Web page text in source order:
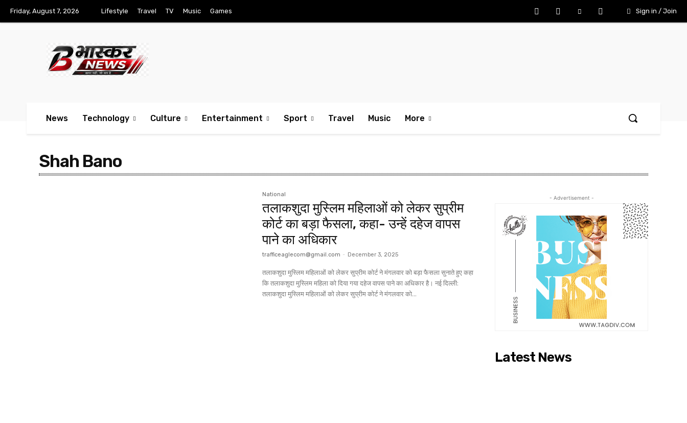
Friday, August 7, 2026 Lifestyle Travel TV Music Games Sign in / Join
News Technology Culture Entertainment Sport Travel Music More
Shah Bano
National
तलाकशुदा मुस्लिम महिलाओं को लेकर सुप्रीम
कोर्ट का बड़ा फैसला, कहा- उन्हें दहेज वापस
पाने का अधिकार
trafficeaglecom@gmail.com - December 3, 2025
तलाकशुदा मुस्लिम महिलाओं को लेकर सुप्रीम कोर्ट ने मंगलवार को बड़ा फैसला सुनाते हुए कहा
कि तलाकशुदा मुस्लिम महिला को दिया गया दहेज वापस पाने का अधिकार है। नई दिल्ली:
तलाकशुदा मुस्लिम महिलाओं को लेकर सुप्रीम कोर्ट ने मंगलवार को...
- Advertisement -
Latest News